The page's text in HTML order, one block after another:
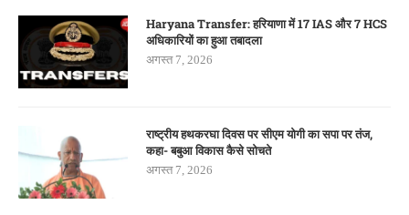
Haryana Transfer: हरियाणा में 17 IAS और 7 HCS
अधिकारियों का हुआ तबादला
अगस्त 7, 2026
राष्ट्रीय हथकरघा दिवस पर सीएम योगी का सपा पर तंज,
कहा- बबुआ विकास कैसे सोचते
अगस्त 7, 2026